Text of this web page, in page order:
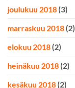
joulukuu 2018 (3)
marraskuu 2018 (2)
elokuu 2018 (2)
heinäkuu 2018 (2)
kesäkuu 2018 (2)